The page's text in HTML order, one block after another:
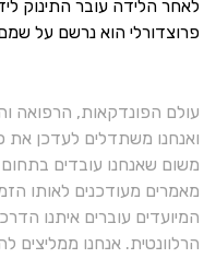
לאחר הלידה עובר התינוק
פרוצדורלי הוא נרשם על
עולם הפונדקאות,
ואנחנו משתדלים לעדכן
משום שאנחנו עובדים
מאמרים מעודכנים לאותו
המיועדים עוברים איתנו
הרלוונטית. אנחנו